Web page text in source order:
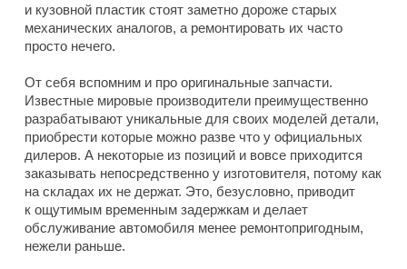
и кузовной пластик стоят заметно дороже старых
механических аналогов, а ремонтировать их часто
просто нечего.
От себя вспомним и про оригинальные запчасти.
Известные мировые производители преимущественно
разрабатывают уникальные для своих моделей детали,
приобрести которые можно разве что у официальных
дилеров. А некоторые из позиций и вовсе приходится
заказывать непосредственно у изготовителя, потому как
на складах их не держат. Это, безусловно, приводит
к ощутимым временным задержкам и делает
обслуживание автомобиля менее ремонтопригодным,
нежели раньше.